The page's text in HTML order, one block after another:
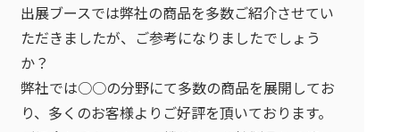
出展ブースでは弊社の商品を多数ご紹介させてい
ただきましたが、ご参考になりましたでしょう
か？
弊社では○○の分野にて多数の商品を展開してお
り、多くのお客様よりご好評を頂いております。